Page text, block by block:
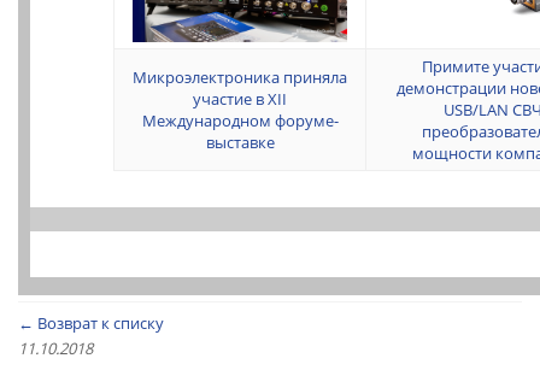
Микроэлектроника приняла
участие в XII
Международном форуме-
выставке
Примите
демонстрации
USB/LAN
мощности
← Возврат к списку
11.10.2018